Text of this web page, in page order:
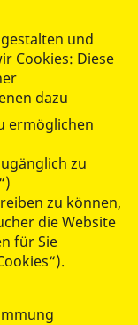
e. V., sowie
Ministerium für
bedankt sich bei
die
Beteiligung.
wie wichtig
und der
Oder, wie es in
Verband lebt
Projekten, die
und
Cookies: Diese
dazu
ermöglichen
zu
zu können,
die Website
für Sie